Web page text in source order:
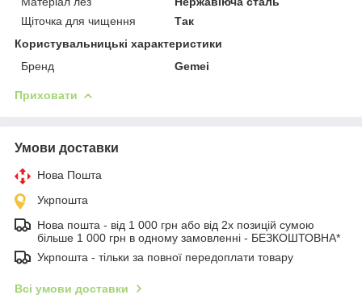
Щіточка для чищення
Так
Користувальницькі характеристики
Бренд
Gemei
Приховати
Умови доставки
Нова Пошта
Укрпошта
Нова пошта - від 1 000 грн або від 2х позицій сумою
більше 1 000 грн в одному замовленні - БЕЗКОШТОВНА*
Укрпошта - тільки за повної передоплати товару
Всі умови доставки